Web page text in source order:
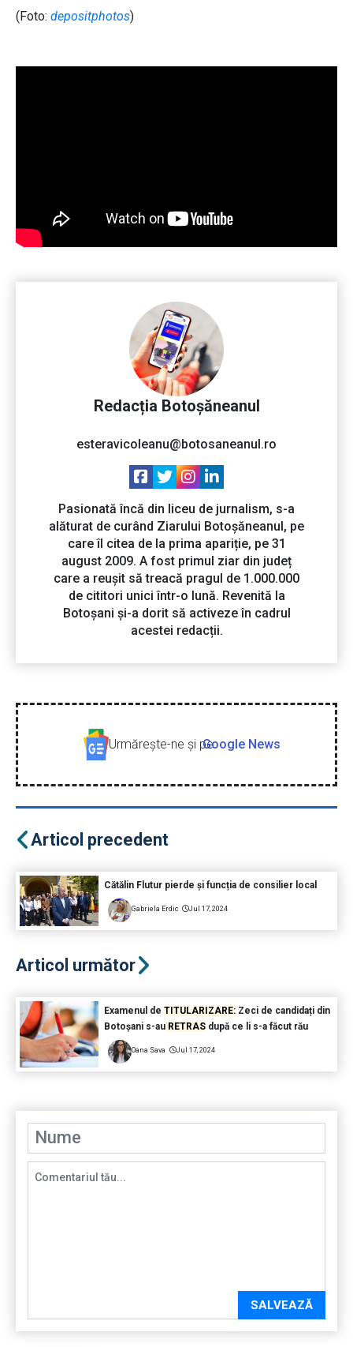
(Foto: depositphotos)
Redacția Botoșăneanul
esteravicoleanu@botosaneanul.ro
Pasionată încă din liceu de jurnalism, s-a
alăturat de curând Ziarului Botoșăneanul, pe
care îl citea de la prima apariție, pe 31
august 2009. A fost primul ziar din județ
care a reușit să treacă pragul de 1.000.000
de cititori unici într-o lună. Revenită la
Botoșani și-a dorit să activeze în cadrul
acestei redacții.
Urmăreşte-ne şi peGoogle News
Articol precedent
Cătălin Flutur pierde și funcția de consilier local
Gabriela Erdic Jul 17, 2024
Articol următor
Examenul de TITULARIZARE:Zeci de candidați din
Botoșani s-auRETRASdupă ce li s-a făcut rău
Oana Sava Jul 17, 2024
SALVEAZĂ